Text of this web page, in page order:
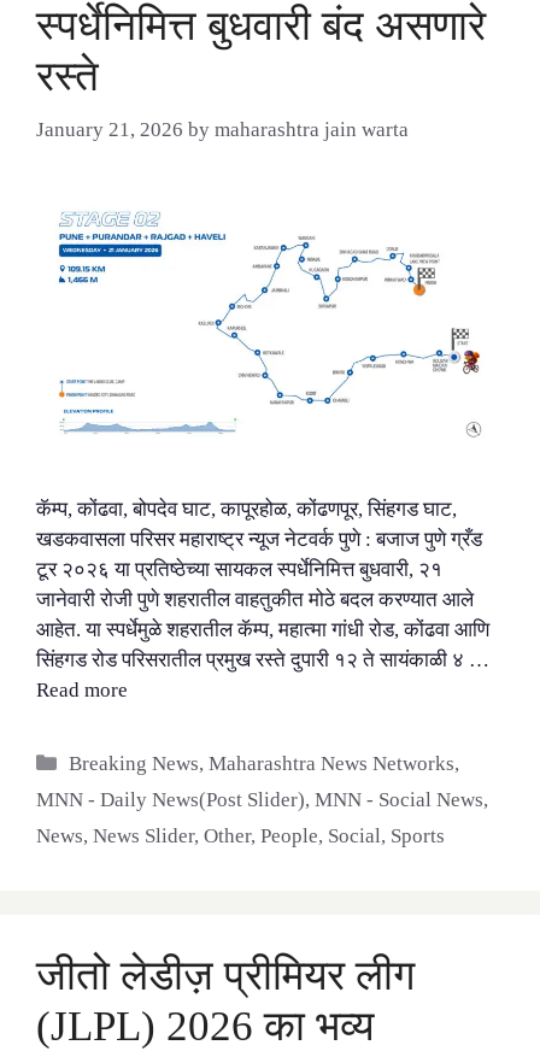
स्पर्धेनिमित्त बुधवारी बंद असणारे
रस्ते
January 21, 2026 by maharashtra jain warta
कॅम्प, कोंढवा, बोपदेव घाट, कापूरहोळ, कोंढणपूर, सिंहगड घाट,
खडकवासला परिसर महाराष्ट्र न्यूज नेटवर्क पुणे : बजाज पुणे ग्रँड
टूर २०२६ या प्रतिष्ठेच्या सायकल स्पर्धेनिमित्त बुधवारी, २१
जानेवारी रोजी पुणे शहरातील वाहतुकीत मोठे बदल करण्यात आले
आहेत. या स्पर्धेमुळे शहरातील कॅम्प, महात्मा गांधी रोड, कोंढवा आणि
सिंहगड रोड परिसरातील प्रमुख रस्ते दुपारी १२ ते सायंकाळी ४ …
Read more
Categories
Breaking News,Maharashtra News Networks,
MNN - Daily News(Post Slider), MNN - Social News,
News, News Slider, Other, People, Social, Sports
जीतो लेडीज़ प्रीमियर लीग
(JLPL) 2026 का भव्य